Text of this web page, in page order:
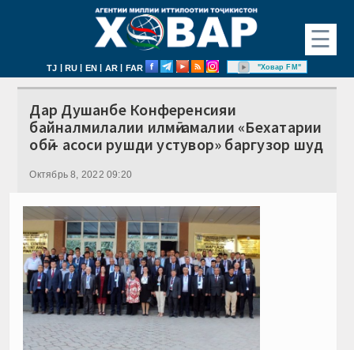
☰
TJ | RU | EN | AR | FAR "Ховар FM"
Дар Душанбе Конференсияи
байналмилалии илмӣ-амалии «Бехатарии
обӣ – асоси рушди устувор» баргузор шуд
Октябрь 8, 2022 09:20